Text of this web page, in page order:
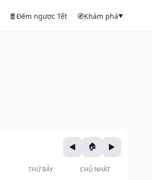
🧧Đếm ngược Tết 🧭Khám phá▼
THỨ BẢY CHỦ NHẬT